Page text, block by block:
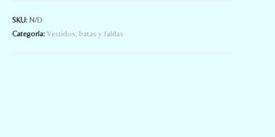
SKU:N/D
Categoría:Vestidos, batas y faldas